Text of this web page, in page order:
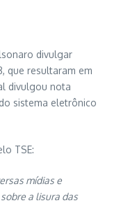
divulgar
que resultaram em
divulgou nota
sistema eletrônico
TSE:
mídias e
a lisura das